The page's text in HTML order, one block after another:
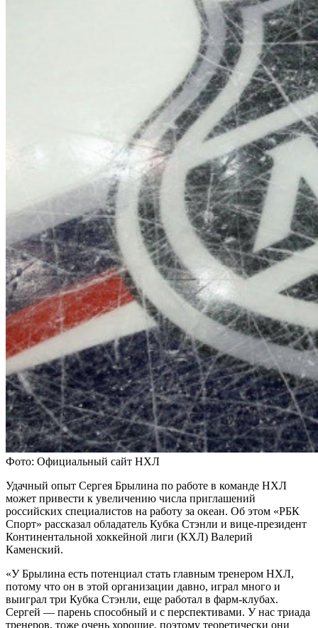
Фото: Официальный сайт НХЛ
Удачный опыт Сергея Брылина по работе в команде НХЛ
может привести к увеличению числа приглашений
российских специалистов на работу за океан. Об этом «РБК
Спорт» рассказал обладатель Кубка Стэнли и вице-президент
Континентальной хоккейной лиги (КХЛ) Валерий
Каменский.
«У Брылина есть потенциал стать главным тренером НХЛ,
потому что он в этой организации давно, играл много и
выиграл три Кубка Стэнли, еще работал в фарм-клубах.
Сергей — парень способный и с перспективами. У нас триада
тренеров, тоже очень хорошие, поэтому теоретически они